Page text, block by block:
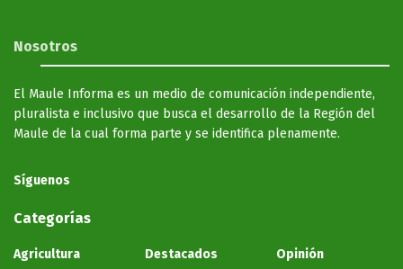
Nosotros
El Maule Informa es un medio de comunicación independiente,
pluralista e inclusivo que busca el desarrollo de la Región del
Maule de la cual forma parte y se identifica plenamente.
Síguenos
Categorías
Agricultura
Destacados
Opinión